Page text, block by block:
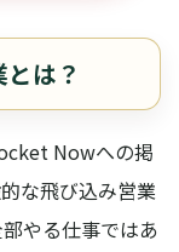
は？
Nowへの掲
な飛び込み営業
やる仕事ではあ